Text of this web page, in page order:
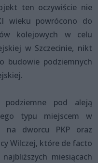
ten oczywiście nie
wieku powrócono do
kolejowych w celu
w Szczecinie, nikt
budowie podziemnych
pod aleją
typu miejscem w
na dworcu PKP oraz
Wilczej, które de facto
miesiącach